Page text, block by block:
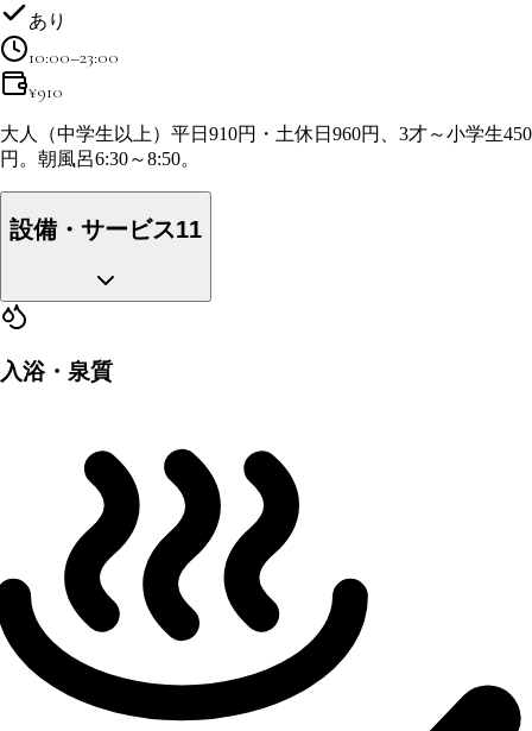
あり
10:00–23:00
¥910
大人（中学生以上）平日910円・土休日960円、3才～小学生450
円。朝風呂6:30～8:50。
設備・サービス11
入浴・泉質